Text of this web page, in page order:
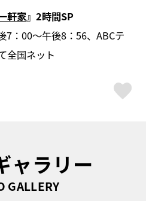
軒家』2時間SP
7：00～午後8：56、ABCテ
全国ネット
ャラリー
GALLERY